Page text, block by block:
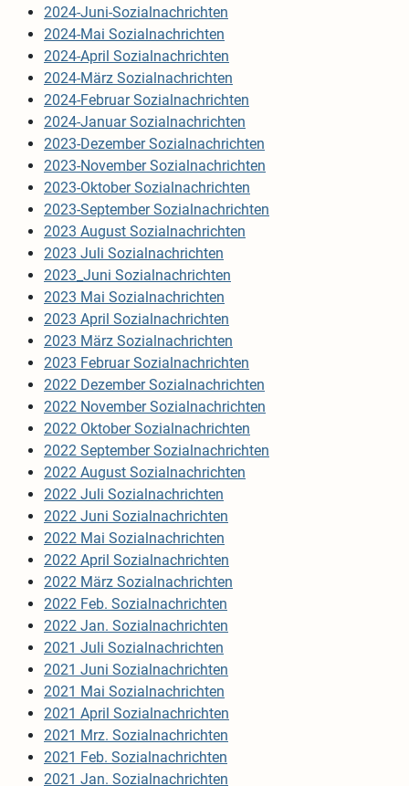
2024-Juni-Sozialnachrichten
2024-Mai Sozialnachrichten
2024-April Sozialnachrichten
2024-März Sozialnachrichten
2024-Februar Sozialnachrichten
2024-Januar Sozialnachrichten
2023-Dezember Sozialnachrichten
2023-November Sozialnachrichten
2023-Oktober Sozialnachrichten
2023-September Sozialnachrichten
2023 August Sozialnachrichten
2023 Juli Sozialnachrichten
2023_Juni Sozialnachrichten
2023 Mai Sozialnachrichten
2023 April Sozialnachrichten
2023 März Sozialnachrichten
2023 Februar Sozialnachrichten
2022 Dezember Sozialnachrichten
2022 November Sozialnachrichten
2022 Oktober Sozialnachrichten
2022 September Sozialnachrichten
2022 August Sozialnachrichten
2022 Juli Sozialnachrichten
2022 Juni Sozialnachrichten
2022 Mai Sozialnachrichten
2022 April Sozialnachrichten
2022 März Sozialnachrichten
2022 Feb. Sozialnachrichten
2022 Jan. Sozialnachrichten
2021 Juli Sozialnachrichten
2021 Juni Sozialnachrichten
2021 Mai Sozialnachrichten
2021 April Sozialnachrichten
2021 Mrz. Sozialnachrichten
2021 Feb. Sozialnachrichten
2021 Jan. Sozialnachrichten